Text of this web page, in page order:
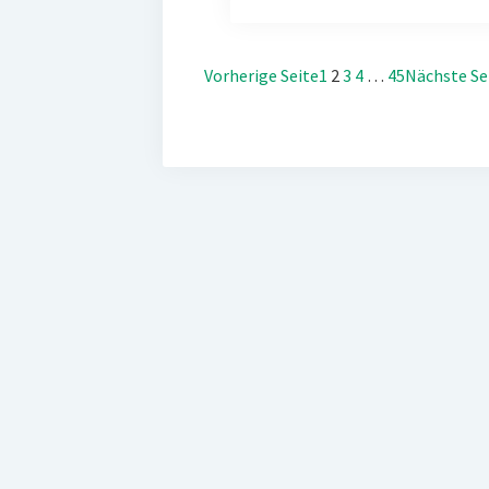
Vorherige Seite1 2 3 4 … 45Nächste